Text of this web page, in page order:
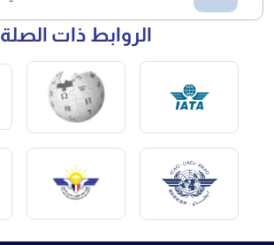
الروابط ذات الصلة